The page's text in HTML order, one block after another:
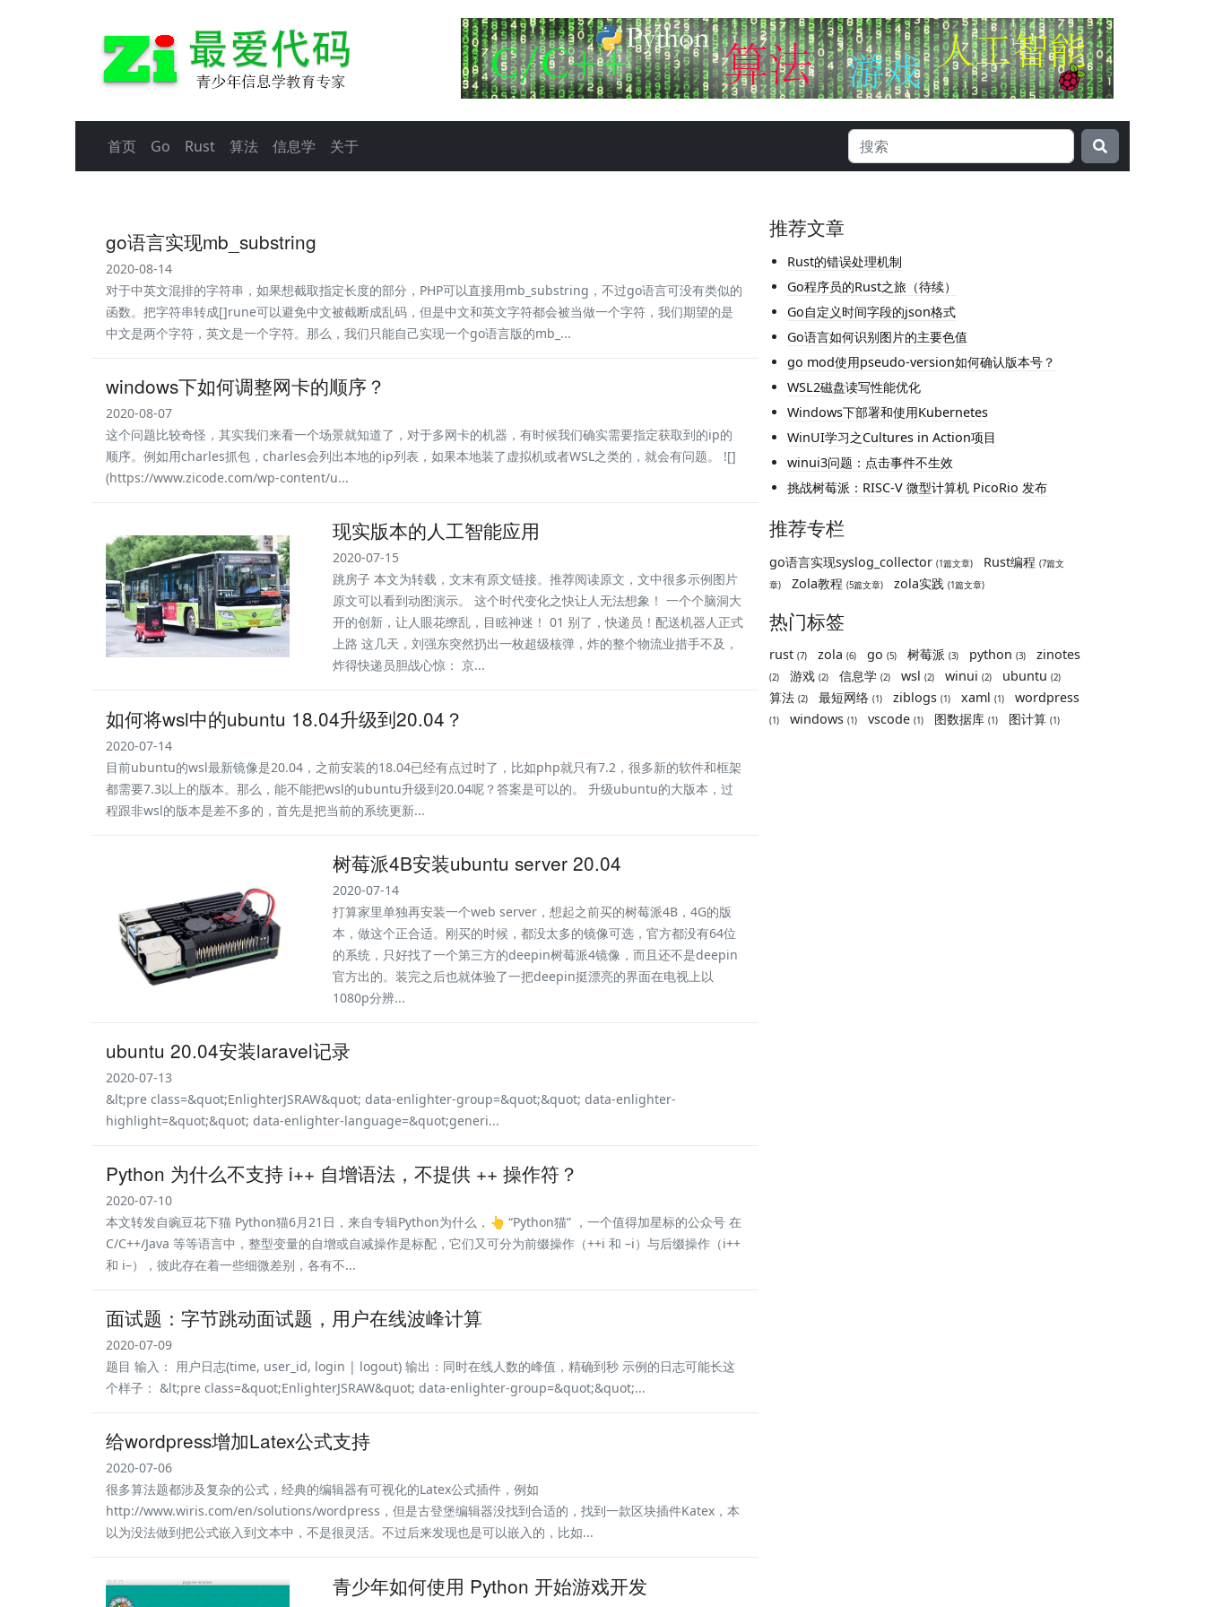
首页 Go Rust 算法 信息学 关于
go语言实现mb_substring
2020-08-14
对于中英文混排的字符串，如果想截取指定长度的部分，PHP可以直接用mb_substring，不过go语言可没有类似的
函数。把字符串转成[]rune可以避免中文被截断成乱码，但是中文和英文字符都会被当做一个字符，我们期望的是
中文是两个字符，英文是一个字符。那么，我们只能自己实现一个go语言版的mb_...
windows下如何调整网卡的顺序？
2020-08-07
这个问题比较奇怪，其实我们来看一个场景就知道了，对于多网卡的机器，有时候我们确实需要指定获取到的ip的
顺序。例如用charles抓包，charles会列出本地的ip列表，如果本地装了虚拟机或者WSL之类的，就会有问题。 ![]
(https://www.zicode.com/wp-content/u...
现实版本的人工智能应用
2020-07-15
跳房子 本文为转载，文末有原文链接。推荐阅读原文，文中很多示例图片
原文可以看到动图演示。 这个时代变化之快让人无法想象！ 一个个脑洞大
开的创新，让人眼花缭乱，目眩神迷！ 01 别了，快递员！配送机器人正式
上路 这几天，刘强东突然扔出一枚超级核弹，炸的整个物流业措手不及，
炸得快递员胆战心惊： 京...
如何将wsl中的ubuntu 18.04升级到20.04？
2020-07-14
目前ubuntu的wsl最新镜像是20.04，之前安装的18.04已经有点过时了，比如php就只有7.2，很多新的软件和框架
都需要7.3以上的版本。那么，能不能把wsl的ubuntu升级到20.04呢？答案是可以的。 升级ubuntu的大版本，过
程跟非wsl的版本是差不多的，首先是把当前的系统更新...
树莓派4B安装ubuntu server 20.04
2020-07-14
打算家里单独再安装一个web server，想起之前买的树莓派4B，4G的版
本，做这个正合适。刚买的时候，都没太多的镜像可选，官方都没有64位
的系统，只好找了一个第三方的deepin树莓派4镜像，而且还不是deepin
官方出的。装完之后也就体验了一把deepin挺漂亮的界面在电视上以
1080p分辨...
ubuntu 20.04安装laravel记录
2020-07-13
&lt;pre class=&quot;EnlighterJSRAW&quot; data-enlighter-group=&quot;&quot; data-enlighter-
highlight=&quot;&quot; data-enlighter-language=&quot;generi...
Python 为什么不支持 i++ 自增语法，不提供 ++ 操作符？
2020-07-10
本文转发自豌豆花下猫 Python猫6月21日，来自专辑Python为什么，👆 “Python猫” ，一个值得加星标的公众号 在
C/C++/Java 等等语言中，整型变量的自增或自减操作是标配，它们又可分为前缀操作（++i 和 –i）与后缀操作（i++
和 i–），彼此存在着一些细微差别，各有不...
面试题：字节跳动面试题，用户在线波峰计算
2020-07-09
题目 输入： 用户日志(time, user_id, login | logout) 输出：同时在线人数的峰值，精确到秒 示例的日志可能长这
个样子： &lt;pre class=&quot;EnlighterJSRAW&quot; data-enlighter-group=&quot;&quot;...
给wordpress增加Latex公式支持
2020-07-06
很多算法题都涉及复杂的公式，经典的编辑器有可视化的Latex公式插件，例如
http://www.wiris.com/en/solutions/wordpress，但是古登堡编辑器没找到合适的，找到一款区块插件Katex，本
以为没法做到把公式嵌入到文本中，不是很灵活。不过后来发现也是可以嵌入的，比如...
青少年如何使用 Python 开始游戏开发
推荐文章
Rust的错误处理机制
Go程序员的Rust之旅（待续）
Go自定义时间字段的json格式
Go语言如何识别图片的主要色值
go mod使用pseudo-version如何确认版本号？
WSL2磁盘读写性能优化
Windows下部署和使用Kubernetes
WinUI学习之Cultures in Action项目
winui3问题：点击事件不生效
挑战树莓派：RISC-V 微型计算机 PicoRio 发布
推荐专栏
go语言实现syslog_collector (1篇文章) Rust编程 (7篇文
章)
Zola教程 (5篇文章) zola实践 (1篇文章)
热门标签
rust (7) zola (6) go (5) 树莓派 (3) python (3) zinotes
(2) 游戏 (2) 信息学 (2) wsl (2) winui (2) ubuntu (2)
算法 (2) 最短网络 (1) ziblogs (1) xaml (1) wordpress
(1) windows (1) vscode (1) 图数据库 (1) 图计算 (1)